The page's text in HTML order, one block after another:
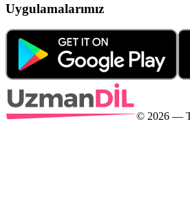
Uygulamalarımız
© 2026 —